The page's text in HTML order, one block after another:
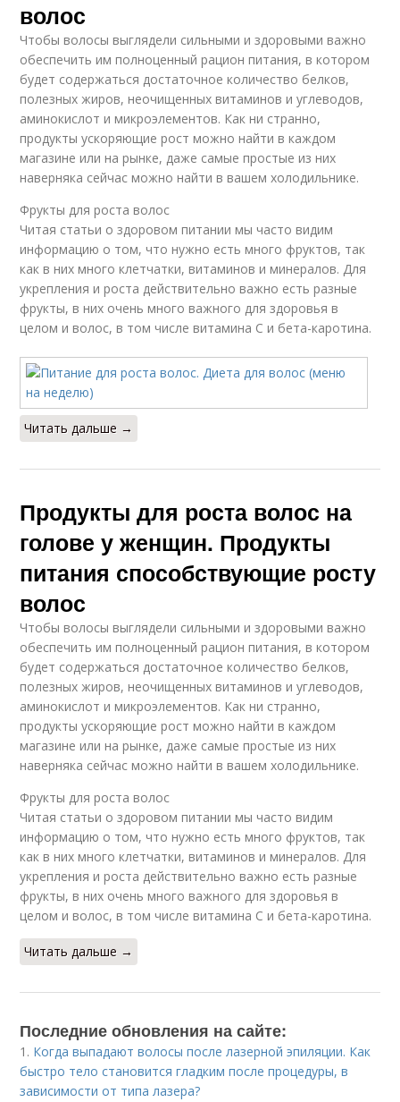
волос
Чтобы волосы выглядели сильными и здоровыми важно
обеспечить им полноценный рацион питания, в котором
будет содержаться достаточное количество белков,
полезных жиров, неочищенных витаминов и углеводов,
аминокислот и микроэлементов. Как ни странно,
продукты ускоряющие рост можно найти в каждом
магазине или на рынке, даже самые простые из них
наверняка сейчас можно найти в вашем холодильнике.
Фрукты для роста волос
Читая статьи о здоровом питании мы часто видим
информацию о том, что нужно есть много фруктов, так
как в них много клетчатки, витаминов и минералов. Для
укрепления и роста действительно важно есть разные
фрукты, в них очень много важного для здоровья в
целом и волос, в том числе витамина С и бета-каротина.
Читать дальше →
Продукты для роста волос на
голове у женщин. Продукты
питания способствующие росту
волос
Чтобы волосы выглядели сильными и здоровыми важно
обеспечить им полноценный рацион питания, в котором
будет содержаться достаточное количество белков,
полезных жиров, неочищенных витаминов и углеводов,
аминокислот и микроэлементов. Как ни странно,
продукты ускоряющие рост можно найти в каждом
магазине или на рынке, даже самые простые из них
наверняка сейчас можно найти в вашем холодильнике.
Фрукты для роста волос
Читая статьи о здоровом питании мы часто видим
информацию о том, что нужно есть много фруктов, так
как в них много клетчатки, витаминов и минералов. Для
укрепления и роста действительно важно есть разные
фрукты, в них очень много важного для здоровья в
целом и волос, в том числе витамина С и бета-каротина.
Читать дальше →
Последние обновления на сайте:
1. Когда выпадают волосы после лазерной эпиляции. Как
быстро тело становится гладким после процедуры, в
зависимости от типа лазера?